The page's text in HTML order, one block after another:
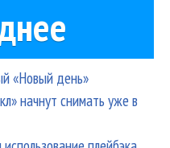
«Новый день»
начнут снимать уже в